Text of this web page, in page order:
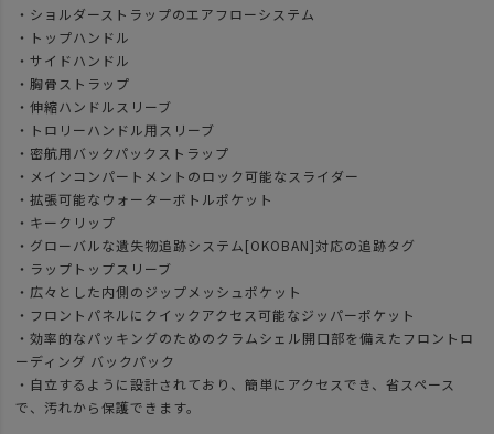
・ショルダーストラップのエアフローシステム
・トップハンドル
・サイドハンドル
・胸骨ストラップ
・伸縮ハンドルスリーブ
・トロリーハンドル用スリーブ
・密航用バックパックストラップ
・メインコンパートメントのロック可能なスライダー
・拡張可能なウォーターボトルポケット
・キークリップ
・グローバルな遺失物追跡システム[OKOBAN]対応の追跡タグ
・ラップトップスリーブ
・広々とした内側のジップメッシュポケット
・フロントパネルにクイックアクセス可能なジッパーポケット
・効率的なパッキングのためのクラムシェル開口部を備えたフロントロ
ーディング バックパック
・自立するように設計されており、簡単にアクセスでき、省スペース
で、汚れから保護できます。